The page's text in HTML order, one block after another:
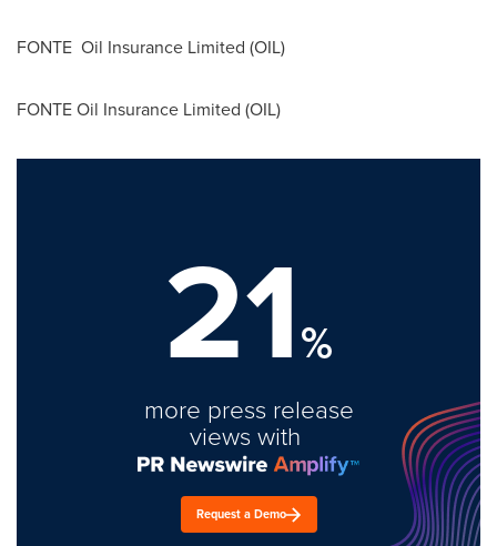
FONTE Oil Insurance Limited (OIL)
FONTE Oil Insurance Limited (OIL)
21%
more press release
views with
Request a Demo